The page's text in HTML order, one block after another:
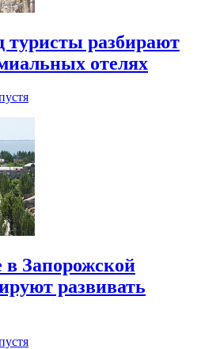
разбирают
отелях
в Запорожской
развивать